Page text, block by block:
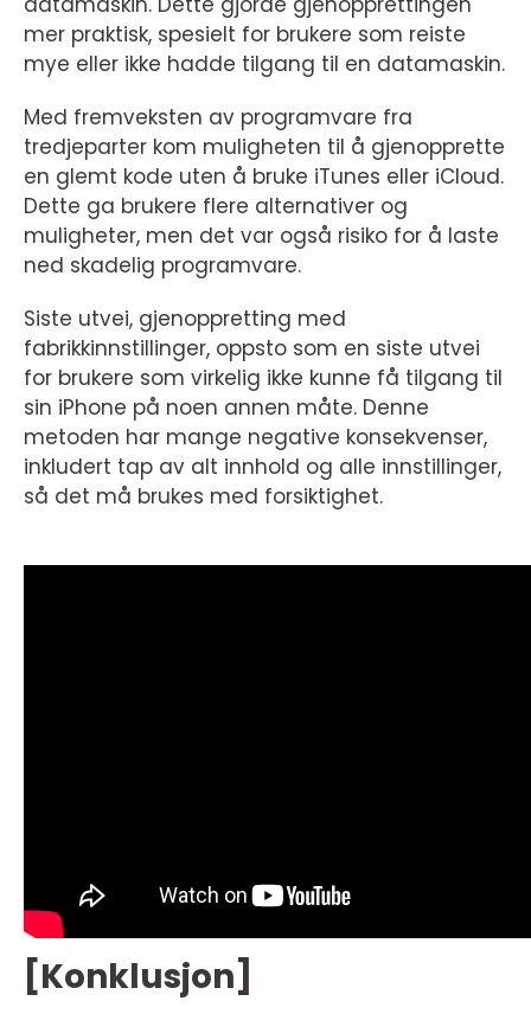
mer praktisk, spesielt for brukere som reiste
mye eller ikke hadde tilgang til en datamaskin.
Med fremveksten av programvare fra
tredjeparter kom muligheten til å gjenopprette
en glemt kode uten å bruke iTunes eller iCloud.
Dette ga brukere flere alternativer og
muligheter, men det var også risiko for å laste
ned skadelig programvare.
Siste utvei, gjenoppretting med
fabrikkinnstillinger, oppsto som en siste utvei
for brukere som virkelig ikke kunne få tilgang til
sin iPhone på noen annen måte. Denne
metoden har mange negative konsekvenser,
inkludert tap av alt innhold og alle innstillinger,
så det må brukes med forsiktighet.
[Konklusjon]